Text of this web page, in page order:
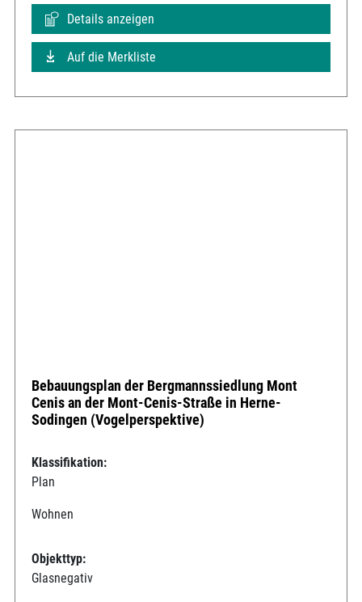
Details anzeigen
Auf die Merkliste
Bebauungsplan der Bergmannssiedlung Mont
Cenis an der Mont-Cenis-Straße in Herne-
Sodingen (Vogelperspektive)
Klassifikation:
Plan
Wohnen
Objekttyp:
Glasnegativ